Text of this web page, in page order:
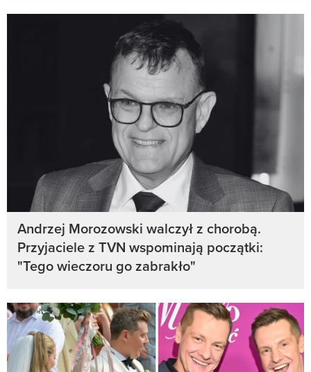
Andrzej Morozowski walczył z chorobą.
Przyjaciele z TVN wspominają początki:
"Tego wieczoru go zabrakło"